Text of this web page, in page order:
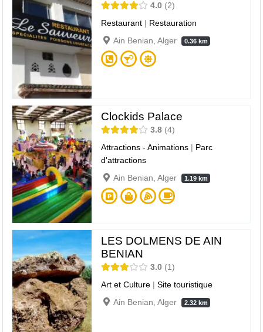
4.0 2
Restaurant | Restauration
Ain Benian, Alger
0.36 km
Clockids Palace
3.8 4
Attractions - Animations | Parc
d'attractions
Ain Benian, Alger
1.19 km
LES DOLMENS DE AIN
BENIAN
3.0
1
Art et Culture |Site touristique
Ain Benian, Alger
2.32 km